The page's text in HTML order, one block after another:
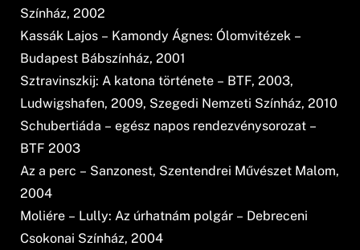
Színház, 2002
Kassák Lajos – Kamondy Ágnes: Ólomvitézek –
Budapest Bábszínház, 2001
Sztravinszkij: A katona története – BTF, 2003,
Ludwigshafen, 2009, Szegedi Nemzeti Színház, 2010
Schubertiáda – egész napos rendezvénysorozat –
BTF 2003
Az a perc – Sanzonest, Szentendrei Művészet Malom,
2004
Moliére – Lully: Az úrhatnám polgár – Debreceni
Csokonai Színház, 2004